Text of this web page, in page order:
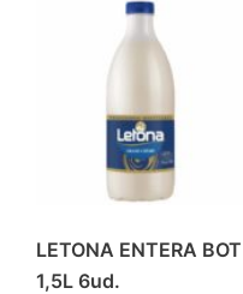
LETONA ENTERA BOT
1,5L 6ud.